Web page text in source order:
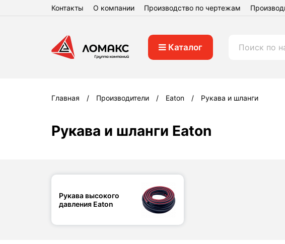
Контакты О компании Производство по чертежам
Каталог
Главная Производители Eaton Рукава и шланги
Рукава и шланги Eaton
Рукава высокого
давления Eaton